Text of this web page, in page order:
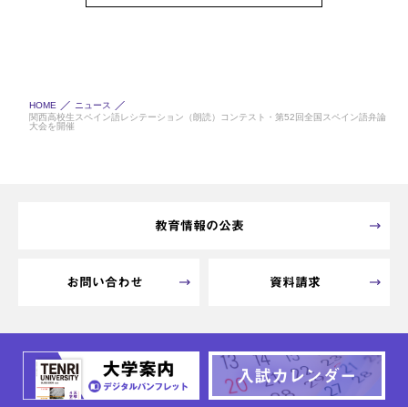
HOME
ニュース
関西高校生スペイン語レシテーション（朗読）コンテスト・第52回全国スペイン語弁論
大会を開催
教育情報の公表
お問い合わせ 資料請求